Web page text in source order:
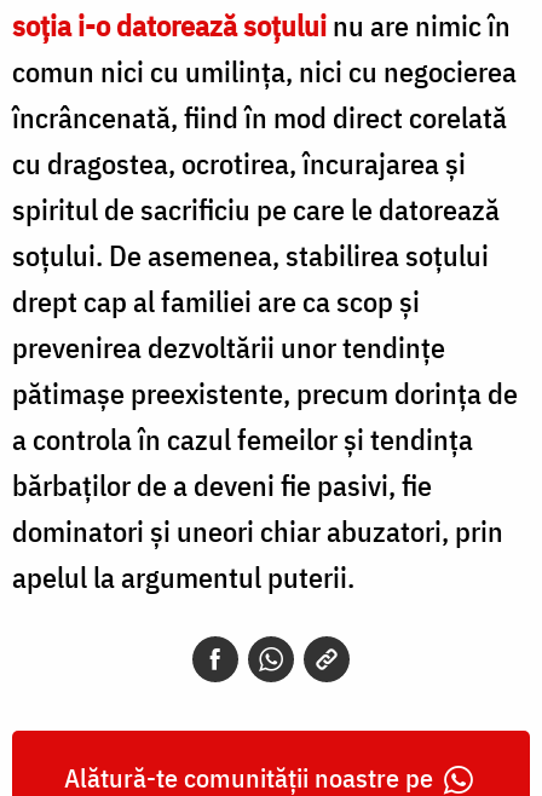
soţia i-o datorează soţuluinu are nimic în
comun nici cu umilinţa, nici cu negocierea
încrâncenată, fiind în mod direct corelată
cu dragostea, ocrotirea, încurajarea şi
spiritul de sacrificiu pe care le datorează
soţului. De asemenea, stabilirea soţului
drept cap al familiei are ca scop şi
prevenirea dezvoltării unor tendinţe
pătimaşe preexistente, precum dorinţa de
a controla în cazul femeilor şi tendinţa
bărbaţilor de a deveni fie pasivi, fie
dominatori şi uneori chiar abuzatori, prin
apelul la argumentul puterii.
Alătură-te comunității noastre pe